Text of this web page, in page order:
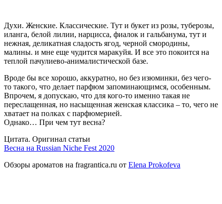
Духи. Женские. Классические. Тут и букет из розы, туберозы,
иланга, белой лилии, нарцисса, фиалок и гальбанума, тут и
нежная, деликатная сладость ягод, черной смородины,
малины. и мне еще чудится маракуйя. И все это покоится на
теплой пачулиево-анималистической базе.
Вроде бы все хорошо, аккуратно, но без изюминки, без чего-
то такого, что делает парфюм запоминающимся, особенным.
Впрочем, я допускаю, что для кого-то именно такая не
переслащенная, но насыщенная женская классика – то, чего не
хватает на полках с парфюмерией.
Однако… При чем тут весна?
Цитата. Оригинал статьи
Весна на Russian Niche Fest 2020
Обзоры ароматов на fragrantica.ru от Elena Prokofeva